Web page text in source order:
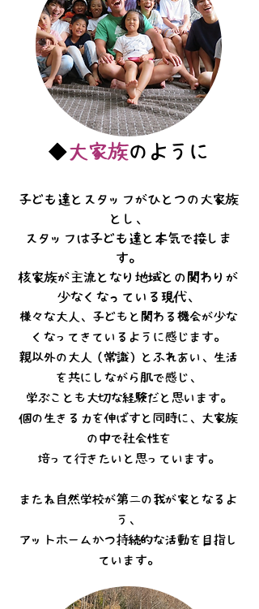
◆大家族のように
子ども達とスタッフがひとつの大家族
とし、
スタッフは子ども達と本気で接しま
す。
核家族が主流となり地域との関わりが
少なくなっている現代、
様々な大人、子どもと関わる機会が少な
くなってきているように感じます。
親以外の大人（常識）とふれあい、生活
を共にしながら肌で感じ、
学ぶことも大切な経験だと思います。
個の生きる力を伸ばすと同時に、大家族
の中で社会性を
培って行きたいと思っています。
またね自然学校が第二の我が家となるよ
う、
アットホームかつ持続的な活動を目指し
ています。